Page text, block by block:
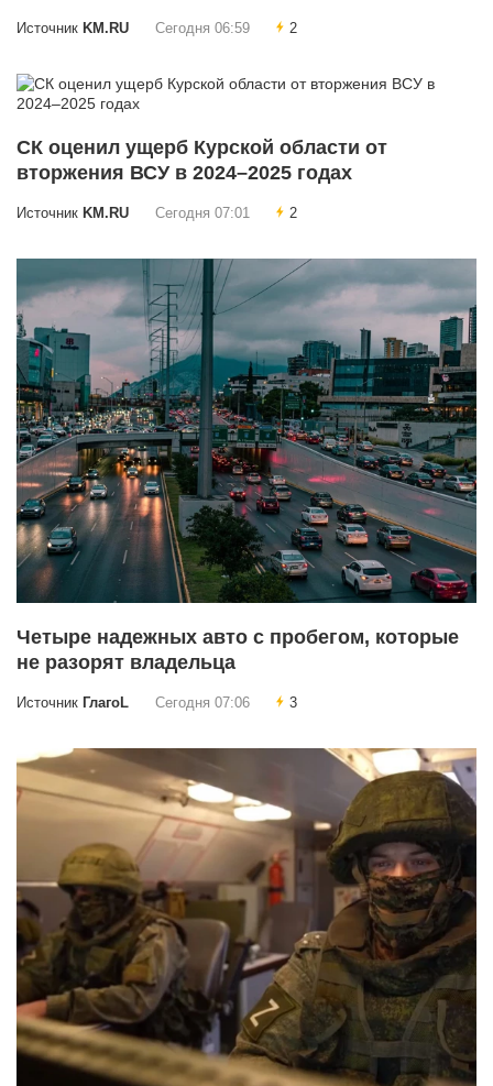
Источник KM.RU Сегодня 06:59 2
СК оценил ущерб Курской области от
вторжения ВСУ в 2024–2025 годах
Источник KM.RU Сегодня 07:01 2
Четыре надежных авто с пробегом, которые
не разорят владельца
Источник ГлагоL Сегодня 07:06 3